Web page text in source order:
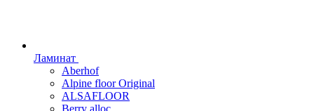
Ламинат
Aberhof
Alpine floor Original
ALSAFLOOR
Berry alloc